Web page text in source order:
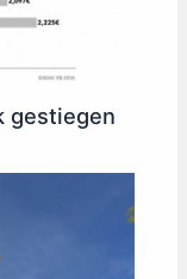
gestiegen